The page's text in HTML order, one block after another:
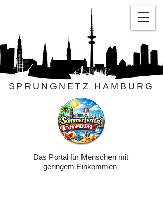
SPRUNGNETZ HAMBURG
Das Portal für Menschen mit
geringem Einkommen